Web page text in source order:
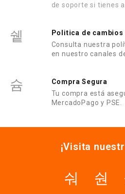
de soporte si tienes
Politica de cambios
Consulta nuestra
en nuestro canales
Compra Segura
Tu compra está
MercadoPago y PSE.
¡Visita